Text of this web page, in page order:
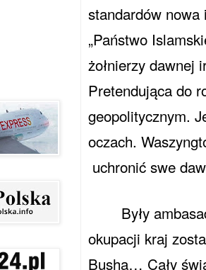
standardów nowa
„Państwo
żołnierzy dawnej
Pretendująca do
geopolitycznym.
oczach.
uchronić swe
Były
okupacji kraj
Busha… Cały